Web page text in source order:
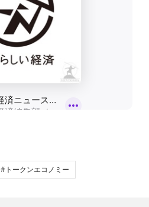
#トークンエコノミー